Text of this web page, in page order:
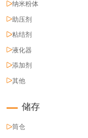
纳米粉体
助压剂
粘结剂
液化器
添加剂
其他
储存
筒仓